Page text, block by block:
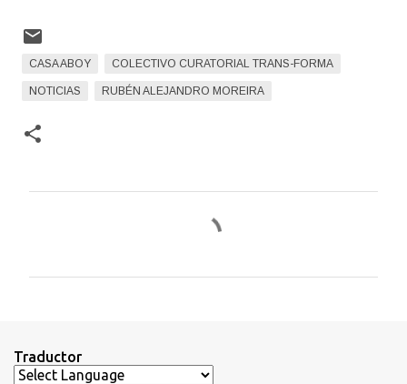
CASA ABOY COLECTIVO CURATORIAL TRANS-FORMA
NOTICIAS RUBÉN ALEJANDRO MOREIRA
a
Traductor